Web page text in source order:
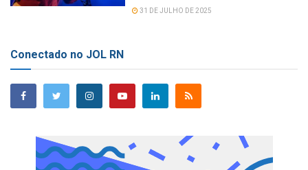
31 DE JULHO DE 2025
Conectado no JOL RN